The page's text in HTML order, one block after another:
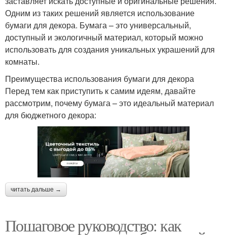
Одним из таких решений является использование
бумаги для декора. Бумага – это универсальный,
доступный и экологичный материал, который можно
использовать для создания уникальных украшений для
комнаты.
Преимущества использования бумаги для декора
Перед тем как приступить к самим идеям, давайте
рассмотрим, почему бумага – это идеальный материал
для бюджетного декора:
читать дальше →
Пошаговое руководство: как